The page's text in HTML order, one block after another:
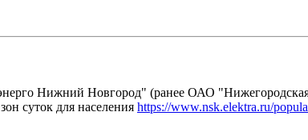
Нижний Новгород" (ранее ОАО
суток для населения https://www.nsk.elektra.ru/